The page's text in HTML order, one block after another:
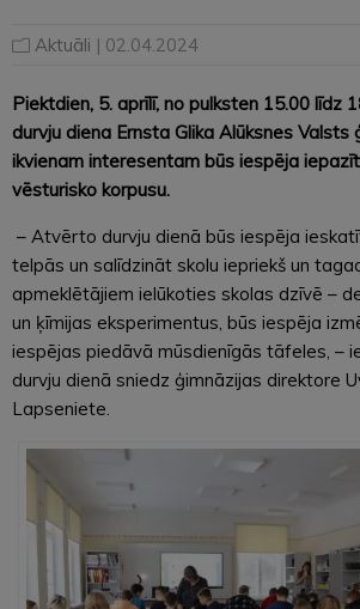
Aktuāli | 02.04.2024
Piektdien, 5. aprīlī, no pulksten 15.00 līdz
durvju diena Ernsta Glika Alūksnes Valsts
ikvienam interesentam būs iespēja
vēsturisko korpusu.
– Atvērto durvju dienā būs iespēja
telpās un salīdzināt skolu iepriekš un
apmeklētājiem ielūkoties skolas dzīvē –
un ķīmijas eksperimentus, būs iespēja
iespējas piedāvā mūsdienīgās tāfeles, –
durvju dienā sniedz ģimnāzijas direktore
Lapseniete.